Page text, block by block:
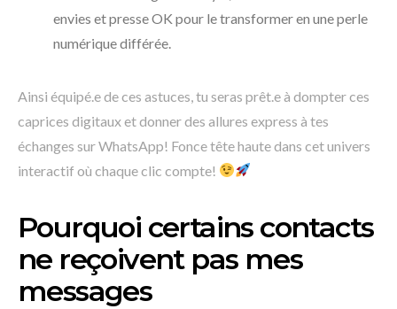
envies et presse OK pour le transformer en une perle
numérique différée.
Ainsi équipé.e de ces astuces, tu seras prêt.e à dompter ces
caprices digitaux et donner des allures express à tes
échanges sur WhatsApp! Fonce tête haute dans cet univers
interactif où chaque clic compte!
Pourquoi certains contacts
ne reçoivent pas mes
messages